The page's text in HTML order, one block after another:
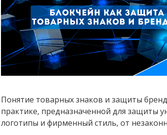
Понятие товарных знаков и защиты
практике, предназначенной для защиты
логотипы и фирменный стиль, от